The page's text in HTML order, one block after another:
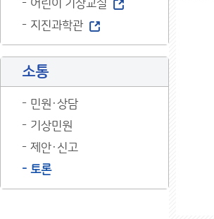
어린이 기상교실
지진과학관
소통
민원·상담
기상민원
제안·신고
토론